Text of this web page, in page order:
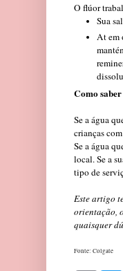
O flúor
Sua
At em
Como
Se a água
crianças
Se a água
local. Se a
tipo de
Este artigo
orientação,
quaisquer
Fonte: Colgate